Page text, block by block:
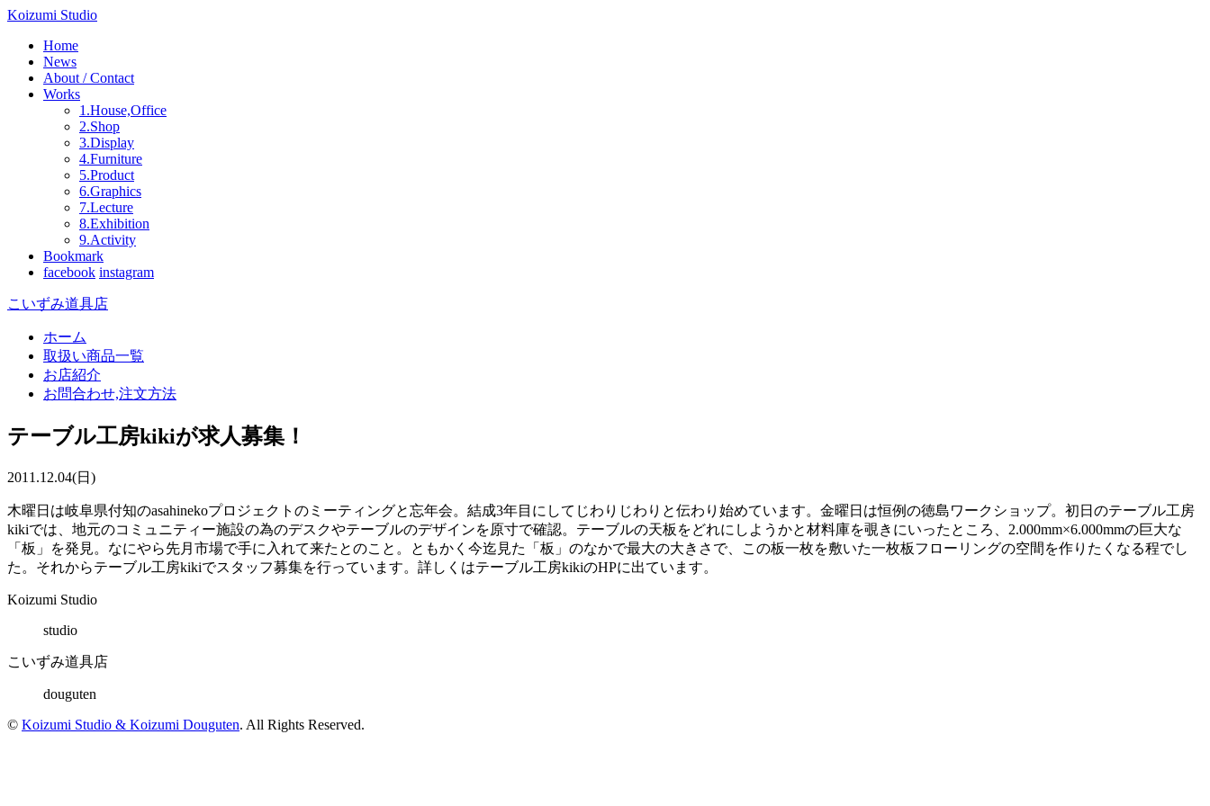
Koizumi Studio
Home
News
About / Contact
Works
1.House,Office
2.Shop
3.Display
4.Furniture
5.Product
6.Graphics
7.Lecture
8.Exhibition
9.Activity
Bookmark
facebook instagram
こいずみ道具店
ホーム
取扱い商品一覧
お店紹介
お問合わせ,注文方法
テーブル工房kikiが求人募集！
2011.12.04(日)
木曜日は岐阜県付知のasahinekoプロジェクトのミーティングと忘年会。結成3年目にしてじわりじわりと伝わり始めています。金曜日は恒例の徳島ワークショップ。初日のテーブル工房
kikiでは、地元のコミュニティー施設の為のデスクやテーブルのデザインを原寸で確認。テーブルの天板をどれにしようかと材料庫を覗きにいったところ、2.000mm×6.000mmの巨大な
「板」を発見。なにやら先月市場で手に入れて来たとのこと。ともかく今迄見た「板」のなかで最大の大きさで、この板一枚を敷いた一枚板フローリングの空間を作りたくなる程でし
た。それからテーブル工房kikiでスタッフ募集を行っています。詳しくはテーブル工房kikiのHPに出ています。
Koizumi Studio
studio
こいずみ道具店
douguten
© Koizumi Studio & Koizumi Douguten. All Rights Reserved.